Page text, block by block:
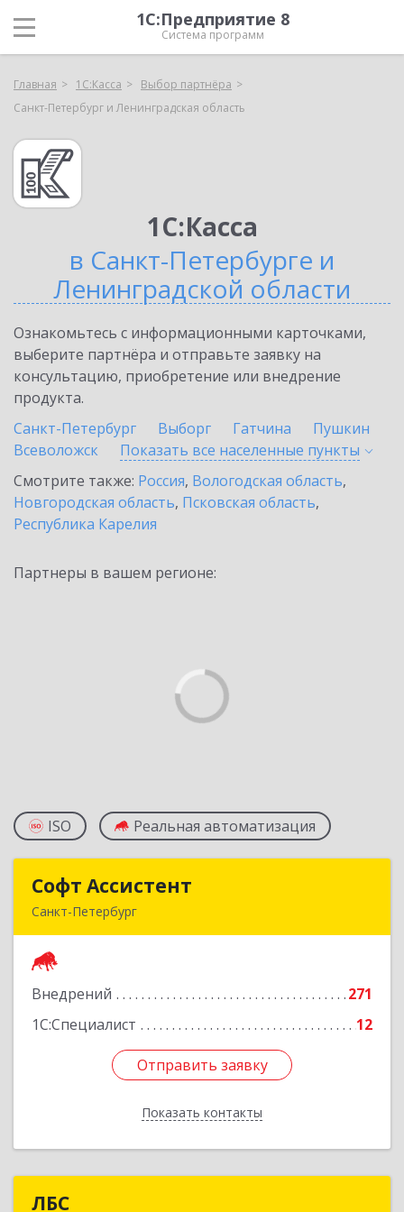
1С:Предприятие 8
Система программ
Главная 1С:Касса
Выбор партнёра
Санкт-Петербург и Ленинградская область
1С:Касса
в Санкт-Петербурге и
Ленинградской области
Ознакомьтесь с информационными карточками,
выберите партнёра и отправьте заявку на
консультацию, приобретение или внедрение
продукта.
Санкт-Петербург
Выборг Гатчина
Пушкин
Всеволожск
Показать все населенные пункты
Смотрите также: Россия, Вологодская область,
Новгородская область, Псковская область,
Республика Карелия
Партнеры в вашем регионе:
ISO Реальная автоматизация
Софт Ассистент
Санкт-Петербург
Внедрений
271
1С:Специалист
12
Отправить заявку
Показать контакты
Подробнее
Отправить заявку
Назад
ЛБС